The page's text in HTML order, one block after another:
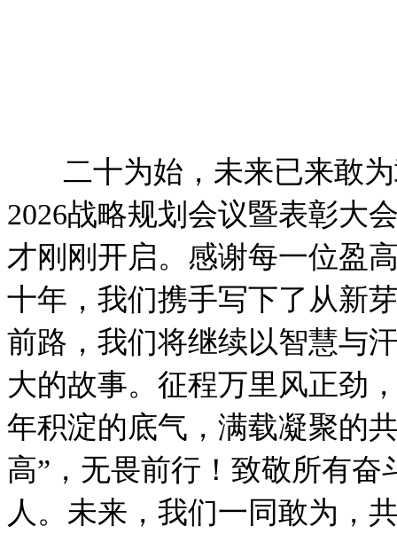
二十为始，未来已来敢为
2026战略规划会议暨表彰大
才刚刚开启。感谢每一位盈
十年，我们携手写下了从新
前路，我们将继续以智慧与
大的故事。征程万里风正劲
年积淀的底气，满载凝聚的
高”，无畏前行！致敬所有
人。未来，我们一同敢为，